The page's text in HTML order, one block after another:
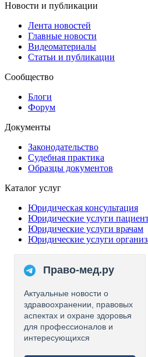
Новости и публикации
Лента новостей
Главные новости
Видеоматериалы
Статьи и публикации
Сообщество
Блоги
Форум
Документы
Законодательство
Судебная практика
Образцы документов
Каталог услуг
Юридическая консультация
Юридические услуги
Юридические услуги врачам
Юридические услуги
Право-мед.ру
Актуальные новости о
здравоохранении, правовых
аспектах и охране здоровья
для профессионалов и
интересующихся